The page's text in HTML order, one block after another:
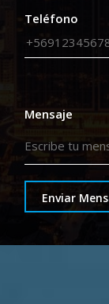
Teléfono
Mensaje